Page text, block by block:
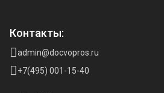
Контакты:
admin@docvopros.ru
+7(495) 001-15-40